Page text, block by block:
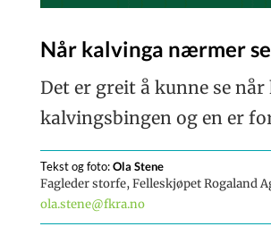
Når kalvinga nærmer
Det er greit å kunne se
kalvingsbingen og en er
Tekst og foto:Ola Stene
Fagleder storfe, Felleskjøpet Rogaland
ola.stene@fkra.no